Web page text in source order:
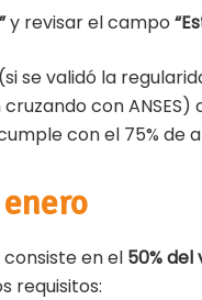
y revisar el campo
se validó la
con ANSES)
con el 75% de
en el 50%
requisitos: